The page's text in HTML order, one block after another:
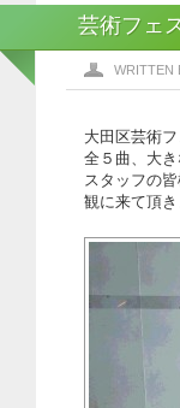
芸術フェ
WRITTEN
大田区芸術
全５曲、大
スタッフの皆
観に来て頂き